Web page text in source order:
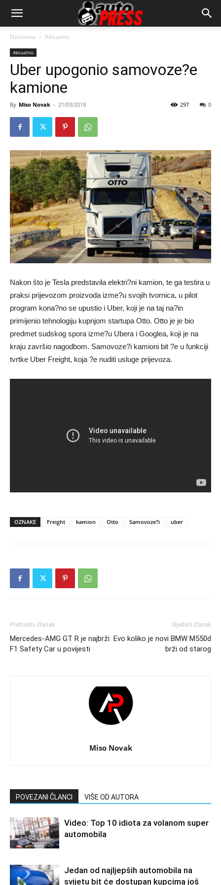
AutopressHR
Naslovna Aktualno
Aktualno
Uber upogonio samovoze?e
kamione
By Miso Novak - 21/03/2018 0
297
Nakon što je Tesla predstavila elektri?ni kamion, te ga testira u
praksi prijevozom proizvoda izme?u svojih tvornica, u pilot
program kona?no se upustio i Uber, koji je na taj na?in
primijenio tehnologiju kupnjom startupa Otto. Otto je je bio
predmet sudskog spora izme?u Ubera i Googlea, koji je na
kraju završio nagodbom. Samovoze?i kamioni bit ?e u funkciji
tvrtke Uber Freight, koja ?e nuditi usluge prijevoza.
OZNAKE Freight kamion Otto Samovoze?i uber
Prethodni članak
Mercedes-AMG GT R je najbrži
F1 Safety Car u povijesti
Sljedeći članak
Evo koliko je novi BMW M550d
brži od starog
Miso Novak
POVEZANI ČLANCI VIŠE OD AUTORA
Video: Top 10 idiota za volanom super
automobila
Jedan od najljepših automobila na
svijetu bit će dostupan kupcima još